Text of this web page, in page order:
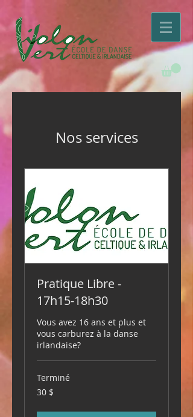
Nos services
Pratique Libre -
17h15-18h30
Vous avez 16 ans et plus et
vous carburez à la danse
irlandaise?
Terminé
30 dollars
canadiens
30 $